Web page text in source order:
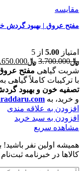
مقایسه
مفتح عروق | بهبود گردش
امتیاز 5.00 از 5
﷼3.700.000 قیمت
اصلی
بود.
﷼
شربت گیاهی مفتح
با ترکیبات کاملاً گیاهی به
تصفیه خون و بهبود
و خرید، به
افزودن به علاقه مندی
افزودن به سبد خرید
مشاهده سریع
همیشه اولین نفر باشید!
کالاها در خبرنامه ثبت‌نام